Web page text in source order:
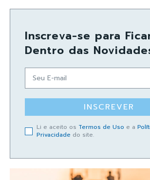
Inscreva-se para
Dentro das
INSCREVER
Li e aceito os Termos de Uso e a
Privacidade do site.